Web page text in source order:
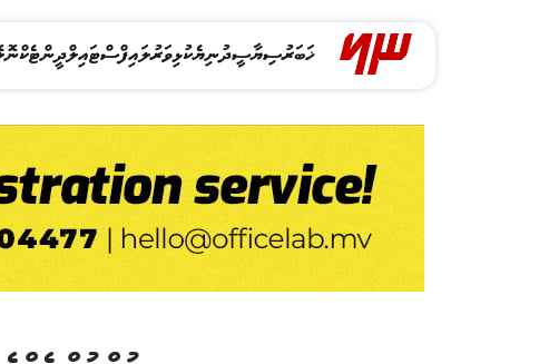
ޚަބަރުސިޔާސީދުނިޔެކުޅިވަރުލައިފްސްޓައިލްދީން